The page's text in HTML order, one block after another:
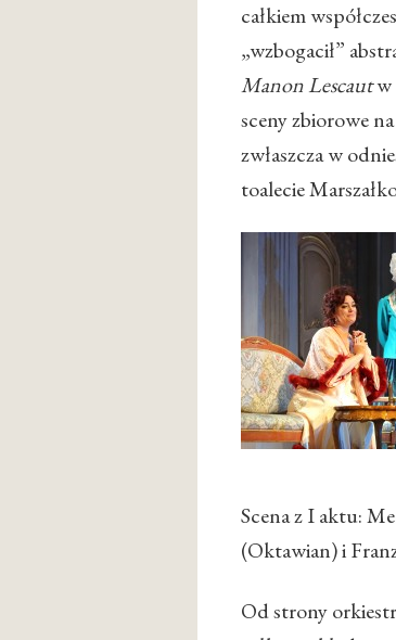
całkiem
„wzbogacił”
Manon Lescautw
sceny zbiorowe
zwłaszcza w
toalecie
Scena z I aktu:
(Oktawian) i
Od strony